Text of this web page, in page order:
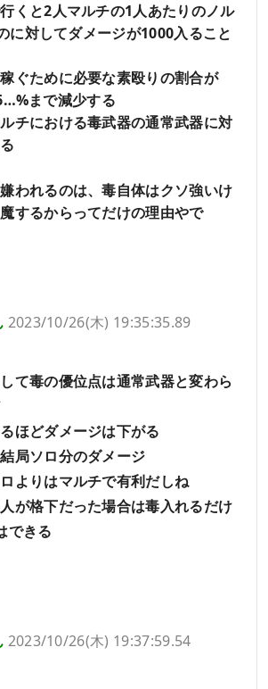
くと2人マルチの1人あたりのノル
に対してダメージが1000入ること
ぐために必要な素殴りの割合が
まで減少する
チにおける毒武器の通常武器に対
われるのは、毒自体はクソ強いけ
するからってだけの理由やで
2023/10/26(木) 19:35:35.89
て毒の優位点は通常武器と変わら
ほどダメージは下がる
局ソロ分のダメージ
よりはマルチで有利だしね
が格下だった場合は毒入れるだけ
できる
2023/10/26(木) 19:37:59.54